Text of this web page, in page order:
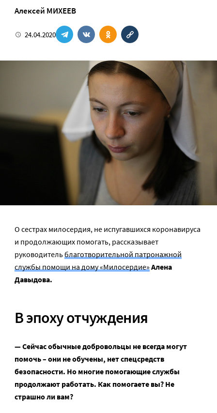
Алексей МИХЕЕВ
24.04.2020
О сестрах милосердия, не испугавшихся коронавируса
и продолжающих помогать, рассказывает
руководительблаготворительной патронажной
службы помощи на дому «Милосердие» Алена
Давыдова.
В эпоху отчуждения
— Сейчас обычные добровольцы не всегда могут
помочь – они не обучены, нет спецсредств
безопасности. Но многие помогающие службы
продолжают работать. Как помогаете вы? Не
страшно ли вам?